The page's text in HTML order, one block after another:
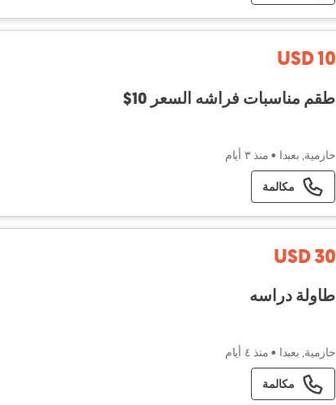
USD 10
طقم مناسبات فراشه السعر 10$
حازمية, بعبدا • منذ ٣ أيام
مكالمة
USD 30
طاولة دراسه
حازمية, بعبدا • منذ ٤ أيام
مكالمة